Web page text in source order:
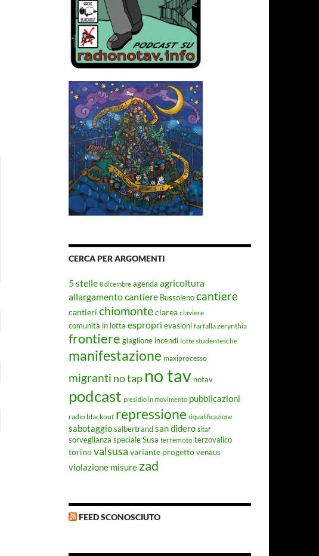
CERCA PER ARGOMENTI
5 stelle 8 dicembre agenda agricoltura
allargamento cantiere Bussolenocantiere
cantieri chiomonteclarea claviere
comunità in lotta espropri evasioni farfalla zerynthia
frontiere giaglione incendi lotte studentesche
manifestazione maxiprocesso
migranti no tap no tav notav
podcast presidio in movimento pubblicazioni
radio blackout repressione riqualificazione
sabotaggiosalbertrandsan didero sitaf
sorveglianza speciale Susa terremoto terzovalico
torinovalsusa variante progettovenaus
violazione misure zad
FEED SCONOSCIUTO